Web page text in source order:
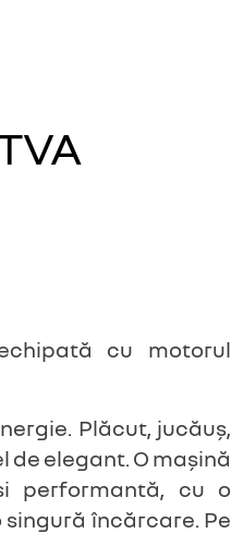
cu motorul
Plăcut, jucăuș,
de elegant. O mașină
performantă, cu o
încărcare. Pe